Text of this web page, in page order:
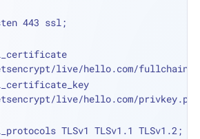
443 ssl;
live/hello.com/
live/hello.com/
ssl_protocols TLSv1 TLSv1.1 TLSv1.2;